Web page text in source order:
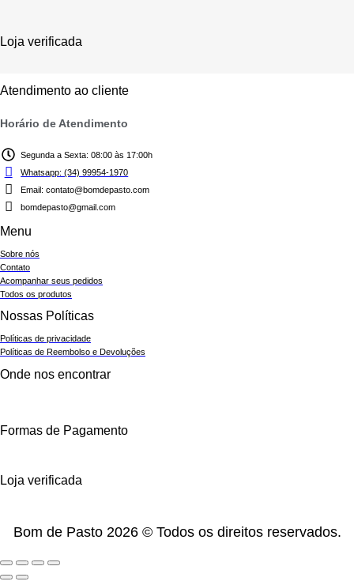
Loja verificada
Atendimento ao cliente
Horário de Atendimento
Segunda a Sexta: 08:00 às 17:00h
Whatsapp: (34) 99954-1970
Email: contato@bomdepasto.com
bomdepasto@gmail.com
Menu
Sobre nós
Contato
Acompanhar seus pedidos
Todos os produtos
Nossas Políticas
Políticas de privacidade
Políticas de Reembolso e Devoluções
Onde nos encontrar
Formas de Pagamento
Loja verificada
Bom de Pasto 2026 © Todos os direitos reservados.